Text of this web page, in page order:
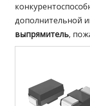
дополнительной
выпрямитель,